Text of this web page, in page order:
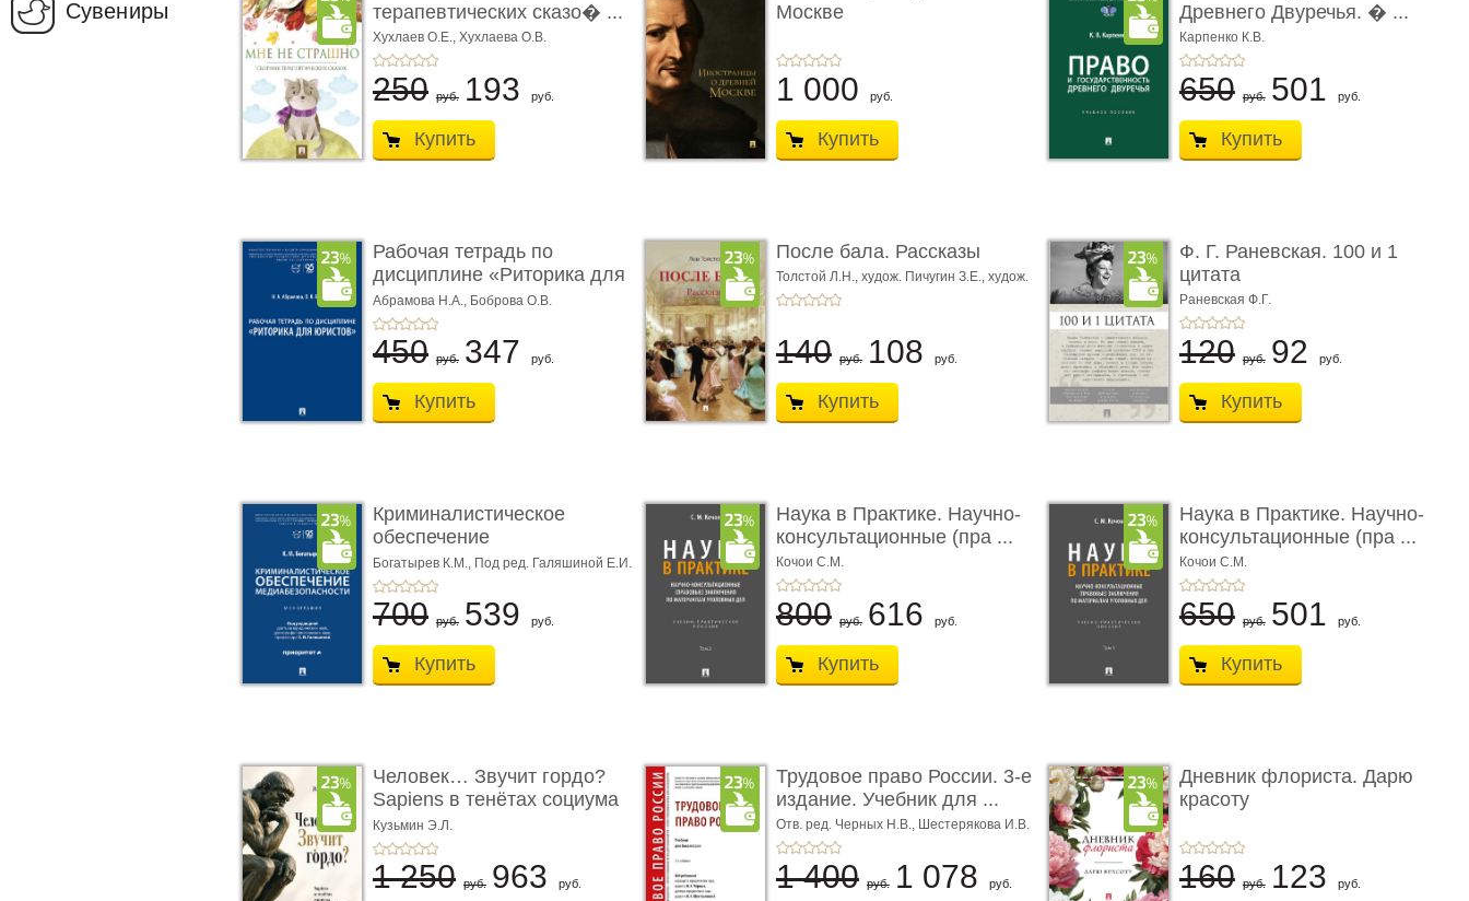
Сувениры
терапевтических сказо� ...
Хухлаев О.Е., Хухлаева О.В.
250 руб. 193 руб.
Купить
Москве
1 000 руб.
Купить
Древнего Двуречья. � ...
Карпенко К.В.
650 руб. 501 руб.
Купить
Рабочая тетрадь по
дисциплине «Риторика для
ю� ...
Абрамова Н.А., Боброва О.В.
450 руб. 347 руб.
Купить
После бала. Рассказы
Толстой Л.Н., худож. Пичугин З.Е., худож.
Лебедев А.И.,
140 руб. 108 руб.
Купить
Ф. Г. Раневская. 100 и 1
цитата
Раневская Ф.Г.
120 руб. 92 руб.
Купить
Криминалистическое
обеспечение
медиабезопас� ...
Богатырев К.М., Под ред. Галяшиной Е.И.
700 руб. 539 руб.
Купить
Наука в Практике. Научно-
консультационные (пра ...
Кочои С.М.
800 руб. 616 руб.
Купить
Наука в Практике. Научно-
консультационные (пра ...
Кочои С.М.
650 руб. 501 руб.
Купить
Человек… Звучит гордо?
Sapiens в тенётах социума
� ...
Кузьмин Э.Л.
1 250 руб. 963 руб.
Трудовое право России. 3-е
издание. Учебник для ...
Отв. ред. Черных Н.В., Шестерякова И.В.
1 400 руб. 1 078 руб.
Дневник флориста. Дарю
красоту
160 руб. 123 руб.